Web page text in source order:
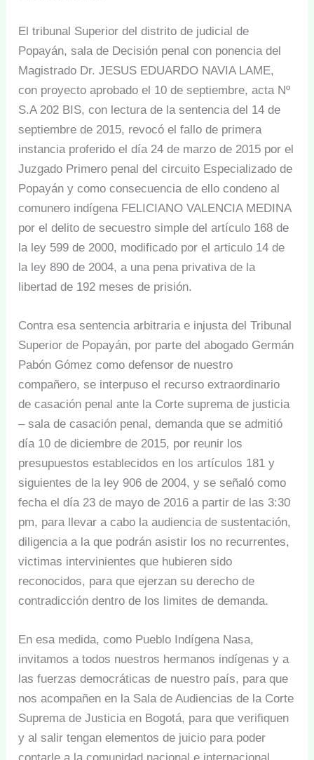
El tribunal Superior del distrito de judicial de
Popayán, sala de Decisión penal con ponencia del
Magistrado Dr. JESUS EDUARDO NAVIA LAME,
con proyecto aprobado el 10 de septiembre, acta Nº
S.A 202 BIS, con lectura de la sentencia del 14 de
septiembre de 2015, revocó el fallo de primera
instancia proferido el día 24 de marzo de 2015 por el
Juzgado Primero penal del circuito Especializado de
Popayán y como consecuencia de ello condeno al
comunero indígena FELICIANO VALENCIA MEDINA
por el delito de secuestro simple del artículo 168 de
la ley 599 de 2000, modificado por el articulo 14 de
la ley 890 de 2004, a una pena privativa de la
libertad de 192 meses de prisión.
Contra esa sentencia arbitraria e injusta del Tribunal
Superior de Popayán, por parte del abogado Germán
Pabón Gómez como defensor de nuestro
compañero, se interpuso el recurso extraordinario
de casación penal ante la Corte suprema de justicia
– sala de casación penal, demanda que se admitió
día 10 de diciembre de 2015, por reunir los
presupuestos establecidos en los artículos 181 y
siguientes de la ley 906 de 2004, y se señaló como
fecha el día 23 de mayo de 2016 a partir de las 3:30
pm, para llevar a cabo la audiencia de sustentación,
diligencia a la que podrán asistir los no recurrentes,
victimas intervinientes que hubieren sido
reconocidos, para que ejerzan su derecho de
contradicción dentro de los limites de demanda.
En esa medida, como Pueblo Indígena Nasa,
invitamos a todos nuestros hermanos indígenas y a
las fuerzas democráticas de nuestro país, para que
nos acompañen en la Sala de Audiencias de la Corte
Suprema de Justicia en Bogotá, para que verifiquen
y al salir tengan elementos de juicio para poder